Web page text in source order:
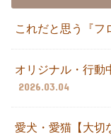
これだと思う『フ
オリジナル・行動
2026.03.04
愛犬・愛猫【大切